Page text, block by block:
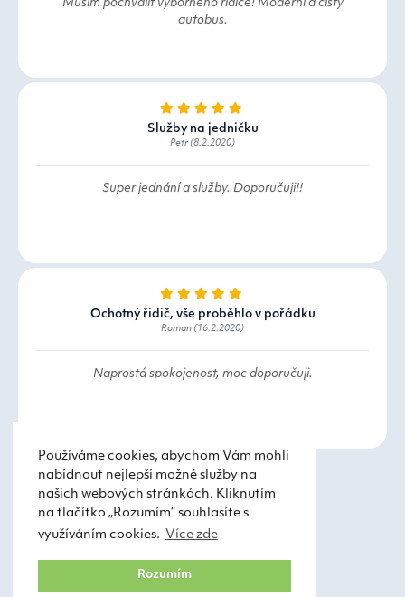
Používáme cookies, abychom Vám mohli
nabídnout nejlepší možné služby na
našich webových stránkách. Kliknutím
na tlačítko „Rozumím“ souhlasíte s
využíváním cookies. Více zde
Rozumím
Musím pochválit výborného řidiče! Moderní a čistý
autobus.
Služby na jedničku
Petr (8.2.2020)
Super jednání a služby. Doporučuji!!
Ochotný řidič, vše proběhlo v pořádku
Roman (16.2.2020)
Naprostá spokojenost, moc doporučuji.
Taxi Praha Obchodní podmínky